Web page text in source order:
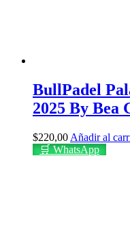
BullPadel
2025 By Bea
$220,00 Añadir al
🛒 WhatsApp